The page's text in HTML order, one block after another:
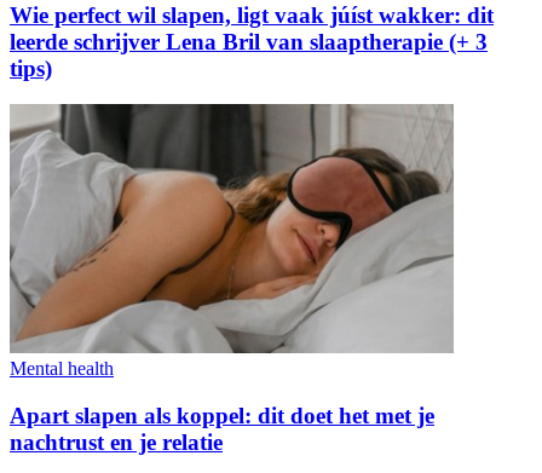
Wie perfect wil slapen, ligt vaak júíst wakker: dit
leerde schrijver Lena Bril van slaaptherapie (+ 3
tips)
Mental health
Apart slapen als koppel: dit doet het met je
nachtrust en je relatie